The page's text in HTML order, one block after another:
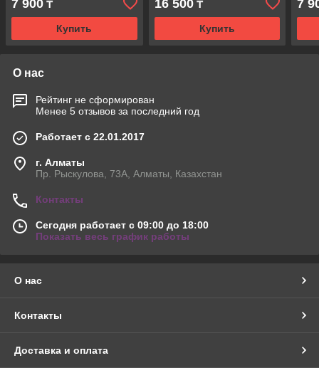
7 900 ₸
Купить
16 500₸
Купить
7
О нас
Рейтинг не сформирован
Менее 5 отзывов за последний год
Работает с 22.01.2017
г. Алматы
Пр. Рыскулова, 73А, Алматы, Казахстан
Контакты
Сегодня работает с 09:00 до 18:00
Показать весь график работы
О нас
Контакты
Доставка и оплата